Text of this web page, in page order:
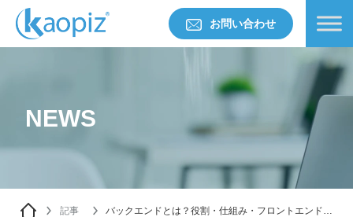
お問い合わせ
NEWS
記事
バックエンドとは？役割・仕組み・フロントエンドと